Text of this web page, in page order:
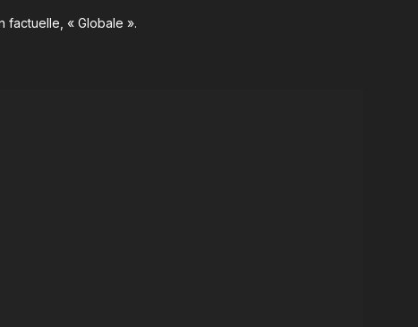
factuelle, « Globale ».